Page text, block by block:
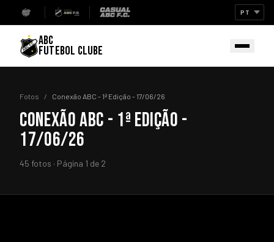
ABC
FUTEBOL CLUBE
Fotos / Conexão ABC - 1ª Edição - 17/06/26
CONEXÃO ABC - 1ª EDIÇÃO -
17/06/26
45 fotos · Página 1 de 2